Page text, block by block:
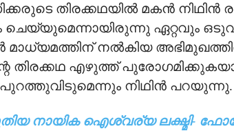
തിരക്കഥയില്‍ മകന്‍ നിഥിന്‍
ചെയ്യുമെന്നായിരുന്നു ഏറ്റവും
നല്‍കിയ അഭിമുഖത്തില്‍
തിരക്കഥ എഴുത്ത്
നിഥിന്‍ പറയുന്നു.
നായിക ഐശ്വര്യ ലക്ഷ്മി-